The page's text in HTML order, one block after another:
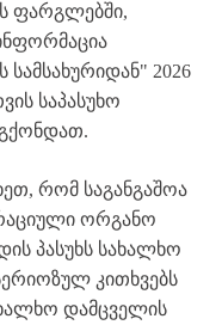
ფარგლებში,
სამსახურიდან" 2026
საპასუხო
გქონდათ.
, რომ საგანგაშოა
ორგანო
პასუხს სახალხო
კითხვებს
დამცველის